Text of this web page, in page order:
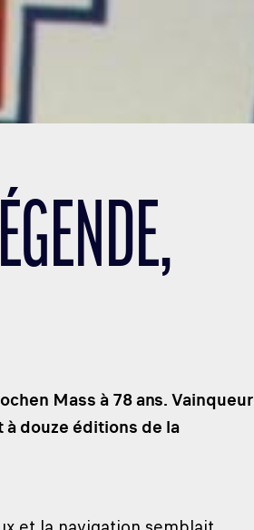
Mass à 78 ans. Vainqueur
douze éditions de la